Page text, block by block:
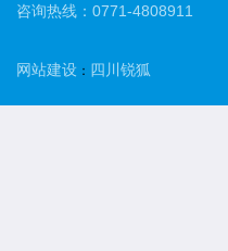
咨询热线：0771-4808911
网站建设 ： 四川锐狐